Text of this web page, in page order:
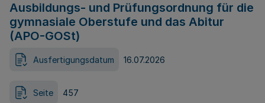
Ausbildungs- und Prüfungsordnung für die
gymnasiale Oberstufe und das Abitur
(APO-GOSt)
Ausfertigungsdatum 16.07.2026
Seite 457